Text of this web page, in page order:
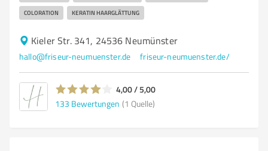
COLORATION KERATIN HAARGLÄTTUNG
Kieler Str. 341, 24536 Neumünster
hallo@friseur-neumuenster.de friseur-neumuenster.de/
4,00 / 5,00
133 Bewertungen (1 Quelle)